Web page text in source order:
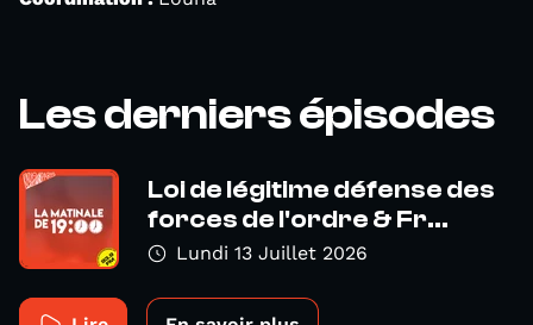
Les derniers épisodes
Loi de légitime défense des
forces de l'ordre & Fr...
Lundi 13 Juillet 2026